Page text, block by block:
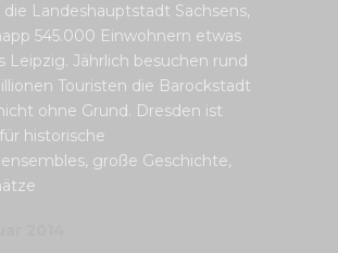
die Landeshauptstadt Sachsens,
545.000 Einwohnern etwas
Leipzig. Jährlich besuchen rund
Touristen die Barockstadt
ohne Grund. Dresden ist
historische
große Geschichte,